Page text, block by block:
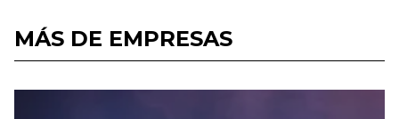
MÁS DE EMPRESAS